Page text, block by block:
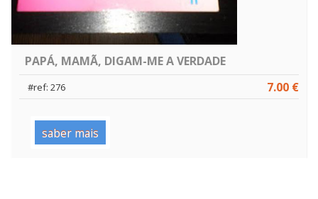
PAPÁ, MAMÃ, DIGAM-ME A VERDADE
7.00 €
#ref: 276
saber mais